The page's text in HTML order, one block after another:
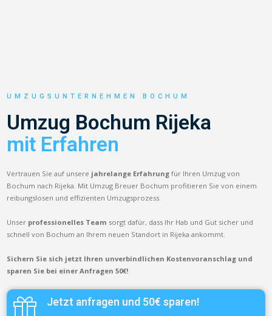
UMZUGSUNTERNEHMEN BOCHUM
Umzug Bochum Rijeka
mit Erfahren
Vertrauen Sie auf unsere jahrelange Erfahrung für Ihren Umzug von
Bochum nach Rijeka. Mit Umzug Breuer Bochum profitieren Sie von einem
reibungslosen und effizienten Umzugsprozess.
Unser professionelles Team sorgt dafür, dass Ihr Hab und Gut sicher und
schnell von Bochum an Ihrem neuen Standort in Rijeka ankommt.
Sichern Sie sich jetzt Ihren unverbindlichen Kostenvoranschlag und
sparen Sie bei einer Anfragen 50€!
Jetzt anfragen und 50€ sparen!